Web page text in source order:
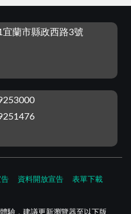
蘭市縣政西路3號
告 資料開放宣告 表單下載